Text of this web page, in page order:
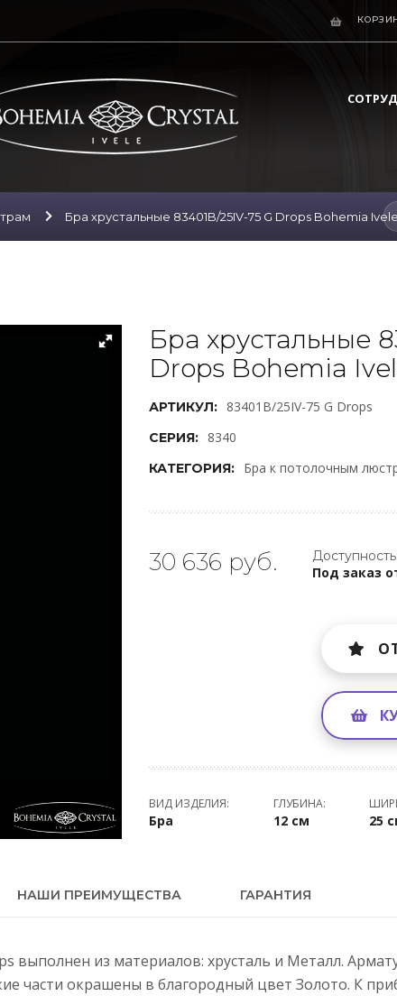
Бра хрустальные 83401B/25IV-75 G Drops Bohemia
Бра хрустальные
Drops Bohemia
АРТИКУЛ: 83401B/25IV-75 G Drops
СЕРИЯ: 8340
КАТЕГОРИЯ: Бра к потолочным
30 636 руб. Доступность:
Под заказ
ВИД ИЗДЕЛИЯ:
Бра
ГЛУБИНА:
12 см 25
НАШИ ПРЕИМУЩЕСТВА ГАРАНТИЯ
выполнен из материалов: хрусталь и Металл.
части окрашены в благородный цвет Золото. К